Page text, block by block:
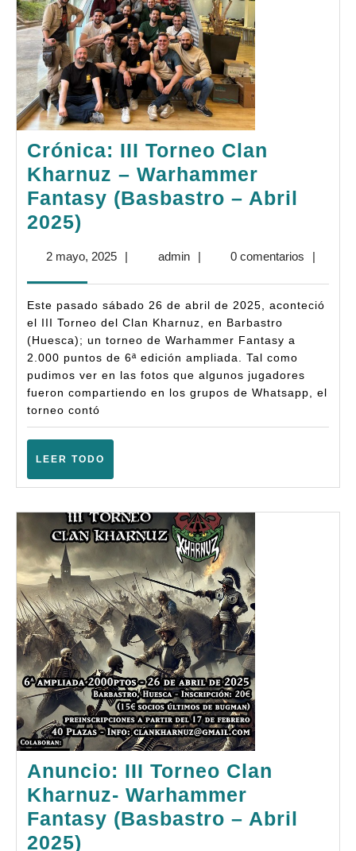
Crónica: III Torneo Clan
Kharnuz – Warhammer
Fantasy (Basbastro – Abril
2025)
Torneo
Kharnuz
–
Warhammer
Fantasy
(Basbastro
–
Abril
2025)
2 mayo, 20252
| adminadmin
| 0 comentarios |
Este pasado sábado 26 de abril de 2025, aconteció
el III Torneo del Clan Kharnuz, en Barbastro
(Huesca); un torneo de Warhammer Fantasy a
2.000 puntos de 6ª edición ampliada. Tal como
pudimos ver en las fotos que algunos jugadores
fueron compartiendo en los grupos de Whatsapp, el
torneo contó
LEER TODO
Anuncio: III Torneo Clan
Kharnuz- Warhammer
Fantasy (Basbastro – Abril
2025)